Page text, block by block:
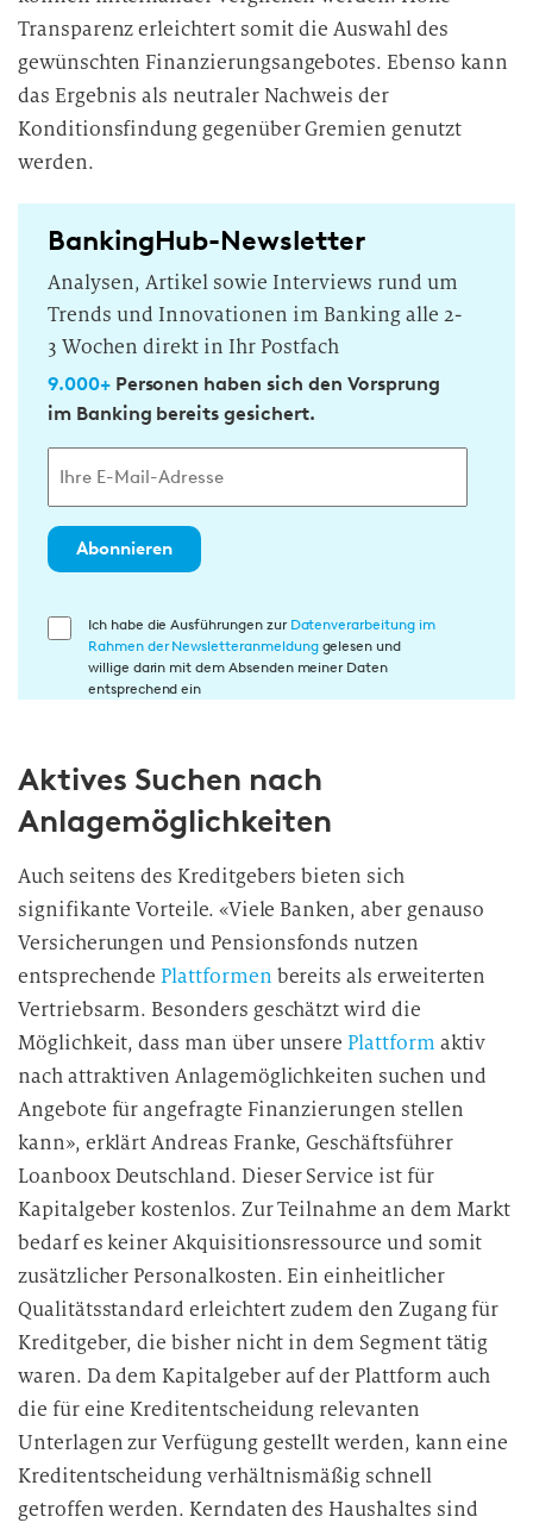
Transparenz erleichtert somit die Auswahl des
gewünschten Finanzierungsangebotes. Ebenso kann
das Ergebnis als neutraler Nachweis der
Konditionsfindung gegenüber Gremien genutzt
werden.
BankingHub-Newsletter
Analysen, Artikel sowie Interviews rund um
Trends und Innovationen im Banking alle 2-
3 Wochen direkt in Ihr Postfach
9.000+Personen haben sich den Vorsprung
im Banking bereits gesichert.
Abonnieren
E
l
g
n
g
i
n
d
i
e
t
e
n
v
e
r
a
e
i
t
Ich habe die Ausführungen zur Datenverarbeitung im
Rahmen der Newsletteranmeldunggelesen und
willige darin mit dem Absenden meiner Daten
entsprechend ein
Aktives Suchen nach
Anlagemöglichkeiten
Auch seitens des Kreditgebers bieten sich
signifikante Vorteile. «Viele Banken, aber genauso
Versicherungen und Pensionsfonds nutzen
entsprechendePlattformen bereits als erweiterten
Vertriebsarm. Besonders geschätzt wird die
Möglichkeit, dass man über unserePlattform aktiv
nach attraktiven Anlagemöglichkeiten suchen und
Angebote für angefragte Finanzierungen stellen
kann», erklärt Andreas Franke, Geschäftsführer
Loanboox Deutschland. Dieser Service ist für
Kapitalgeber kostenlos. Zur Teilnahme an dem Markt
bedarf es keiner Akquisitionsressource und somit
zusätzlicher Personalkosten. Ein einheitlicher
Qualitätsstandard erleichtert zudem den Zugang für
Kreditgeber, die bisher nicht in dem Segment tätig
waren. Da dem Kapitalgeber auf der Plattform auch
die für eine Kreditentscheidung relevanten
Unterlagen zur Verfügung gestellt werden, kann eine
Kreditentscheidung verhältnismäßig schnell
getroffen werden. Kerndaten des Haushaltes sind